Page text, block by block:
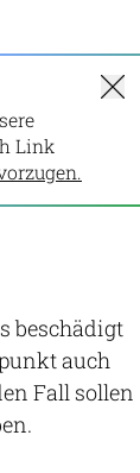
Link
beschädigt
auch
Fall sollen